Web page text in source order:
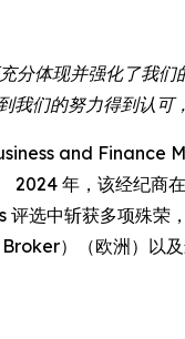
体现并强化了我
我们的努力得到认可
and
2024 年，该经纪商
选中斩获多项殊荣
）（欧洲）以